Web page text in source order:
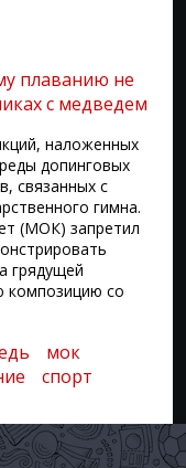
наложенных
допинговых
связанных с
гимна.
(МОК) запретил
грядущей
композицию со
мок
спорт